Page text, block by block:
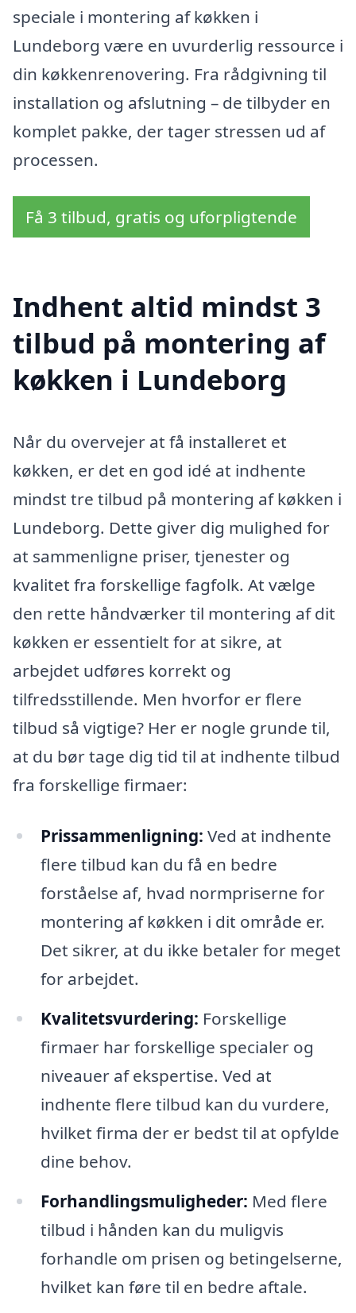
speciale i montering af køkken i
Lundeborg være en uvurderlig ressource i
din køkkenrenovering. Fra rådgivning til
installation og afslutning – de tilbyder en
komplet pakke, der tager stressen ud af
processen.
Få 3 tilbud, gratis og uforpligtende
Indhent altid mindst 3
tilbud på montering af
køkken i Lundeborg
Når du overvejer at få installeret et
køkken, er det en god idé at indhente
mindst tre tilbud på montering af køkken i
Lundeborg. Dette giver dig mulighed for
at sammenligne priser, tjenester og
kvalitet fra forskellige fagfolk. At vælge
den rette håndværker til montering af dit
køkken er essentielt for at sikre, at
arbejdet udføres korrekt og
tilfredsstillende. Men hvorfor er flere
tilbud så vigtige? Her er nogle grunde til,
at du bør tage dig tid til at indhente tilbud
fra forskellige firmaer:
Prissammenligning: Ved at indhente
flere tilbud kan du få en bedre
forståelse af, hvad normpriserne for
montering af køkken i dit område er.
Det sikrer, at du ikke betaler for meget
for arbejdet.
Kvalitetsvurdering: Forskellige
firmaer har forskellige specialer og
niveauer af ekspertise. Ved at
indhente flere tilbud kan du vurdere,
hvilket firma der er bedst til at opfylde
dine behov.
Forhandlingsmuligheder: Med flere
tilbud i hånden kan du muligvis
forhandle om prisen og betingelserne,
hvilket kan føre til en bedre aftale.